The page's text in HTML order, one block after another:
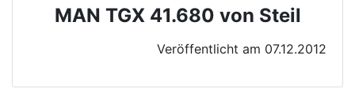
MAN TGX 41.680 von Steil
Veröffentlicht am 07.12.2012